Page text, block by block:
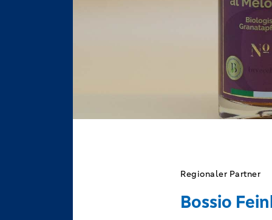
Regionaler Partner
Bossio